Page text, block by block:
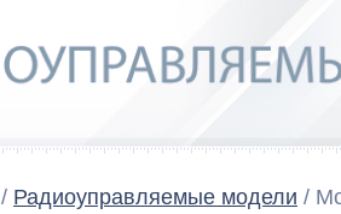
/ Радиоуправляемые модели /